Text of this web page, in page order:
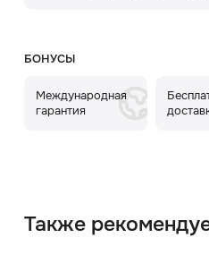
БОНУСЫ
Международная
гарантия
Также